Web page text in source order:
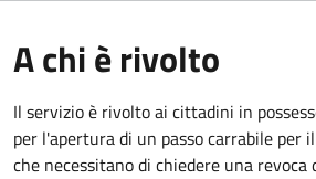
A chi è rivolto
Il servizio è rivolto ai cittadini in
per l'apertura di un passo carrabile per
che necessitano di chiedere una revoca